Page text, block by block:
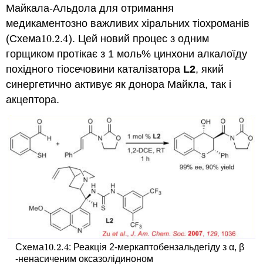
Майкала-Альдола для отримання
медикаментозно важливих хіральних тіохроманів
(Схема10.2.4
10.2.4). Цей новий процес з одним
горщиком протікає з 1 моль% цинхони алкалоїду
похідного тіосечовини каталізатора L2, який
синергетично активує як донора Майкла, так і
акцептора.
Схема10.2.4
10.2.4: Реакція 2-меркаптобензальдегіду з α, β
-ненасиченим оксазолідиноном